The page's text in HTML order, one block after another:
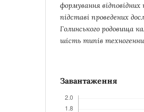
формування
підставі проведених
Голинського родовища
шість типів
Завантаження